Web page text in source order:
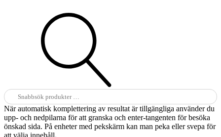
Sök
efter:
När automatisk komplettering av resultat är tillgängliga använder du
upp- och nedpilarna för att granska och enter-tangenten för besöka
önskad sida. På enheter med pekskärm kan man peka eller svepa för